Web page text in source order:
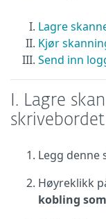
Lagre
Kjør
Send inn
I. Lagre
skrivebordet
Legg denne
Høyreklikk
kobling